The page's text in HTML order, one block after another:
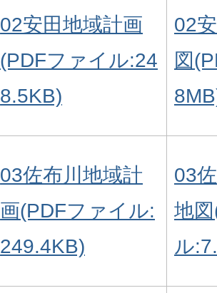
02安田地域計画
(PDFファイル:24
8.5KB)
02
図
03佐布川地域計
画(PDFファイル:
249.4KB)
03
地
ル